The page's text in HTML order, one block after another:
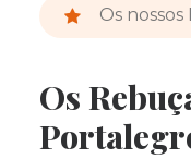
Os
Os